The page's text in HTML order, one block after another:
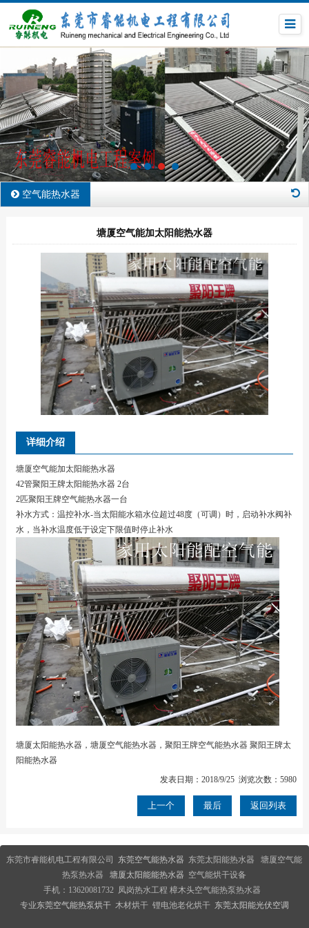
空气能热水器
塘厦空气能加太阳能热水器
详细介绍
塘厦空气能加太阳能热水器
42管聚阳王牌太阳能热水器 2台
2匹聚阳王牌空气能热水器一台
补水方式：温控补水-当太阳能水箱水位超过48度（可调）时，启动补水阀补
水，当补水温度低于设定下限值时停止补水
塘厦太阳能热水器，塘厦空气能热水器，聚阳王牌空气能热水器 聚阳王牌太
阳能热水器
发表日期：2018/9/25 浏览次数：5980
上一个 最后 返回列表
东莞市睿能机电工程有限公司 东莞空气能热水器 东莞太阳能热水器塘厦空气能
热泵热水器塘厦太阳能能热水器 空气能烘干设备
手机：13620081732 凤岗热水工程 樟木头空气能热泵热水器
专业东莞空气能热泵烘干木材烘干 锂电池老化烘干 东莞太阳能光伏空调